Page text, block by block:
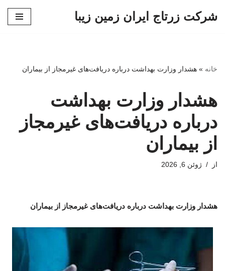
شرکت زرتاج ایران زمین زیبا
خانه » هشدار وزارت بهداشت درباره دریافت‌های غیرمجاز از بیماران
هشدار وزارت بهداشت
درباره دریافت‌های غیرمجاز
از بیماران
از ژوئن 6, 2026
هشدار وزارت بهداشت درباره دریافت‌های غیرمجاز از بیماران